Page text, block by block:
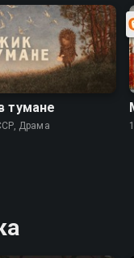
тумане
Драма